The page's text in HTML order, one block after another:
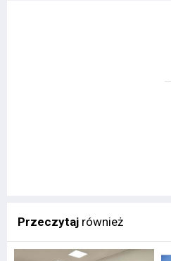
Przeczytaj również